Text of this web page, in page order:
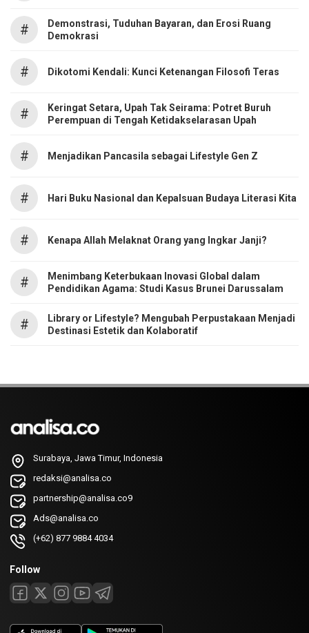
#
Demonstrasi, Tuduhan Bayaran, dan Erosi Ruang
Demokrasi
# Dikotomi Kendali: Kunci Ketenangan Filosofi Teras
#
Keringat Setara, Upah Tak Seirama: Potret Buruh
Perempuan di Tengah Ketidakselarasan Upah
# Menjadikan Pancasila sebagai Lifestyle Gen Z
# Hari Buku Nasional dan Kepalsuan Budaya Literasi Kita
# Kenapa Allah Melaknat Orang yang Ingkar Janji?
#
Menimbang Keterbukaan Inovasi Global dalam
Pendidikan Agama: Studi Kasus Brunei Darussalam
#
Library or Lifestyle? Mengubah Perpustakaan Menjadi
Destinasi Estetik dan Kolaboratif
Surabaya, Jawa Timur, Indonesia
redaksi@analisa.co
partnership@analisa.co9
Ads@analisa.co
(+62) 877 9884 4034
Follow